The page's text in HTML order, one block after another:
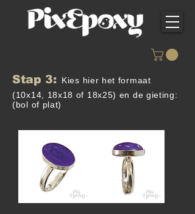
Stap 3: Kies hier het formaat
(10x14, 18x18 of 18x25) en de gieting:
(bol of plat)